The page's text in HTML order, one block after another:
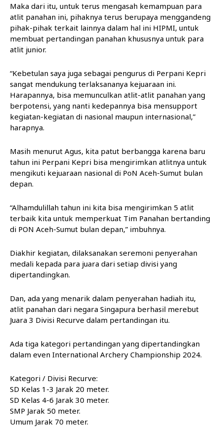
Maka dari itu, untuk terus mengasah kemampuan para
atlit panahan ini, pihaknya terus berupaya menggandeng
pihak-pihak terkait lainnya dalam hal ini HIPMI, untuk
membuat pertandingan panahan khususnya untuk para
atlit junior.
“Kebetulan saya juga sebagai pengurus di Perpani Kepri
sangat mendukung terlaksananya kejuaraan ini.
Harapannya, bisa memunculkan atlit-atlit panahan yang
berpotensi, yang nanti kedepannya bisa mensupport
kegiatan-kegiatan di nasional maupun internasional,”
harapnya.
Masih menurut Agus, kita patut berbangga karena baru
tahun ini Perpani Kepri bisa mengirimkan atlitnya untuk
mengikuti kejuaraan nasional di PoN Aceh-Sumut bulan
depan.
“Alhamdulillah tahun ini kita bisa mengirimkan 5 atlit
terbaik kita untuk memperkuat Tim Panahan bertanding
di PON Aceh-Sumut bulan depan,” imbuhnya.
Diakhir kegiatan, dilaksanakan seremoni penyerahan
medali kepada para juara dari setiap divisi yang
dipertandingkan.
Dan, ada yang menarik dalam penyerahan hadiah itu,
atlit panahan dari negara Singapura berhasil merebut
Juara 3 Divisi Recurve dalam pertandingan itu.
Ada tiga kategori pertandingan yang dipertandingkan
dalam even International Archery Championship 2024.
Kategori / Divisi Recurve:
SD Kelas 1-3 Jarak 20 meter.
SD Kelas 4-6 Jarak 30 meter.
SMP Jarak 50 meter.
Umum Jarak 70 meter.